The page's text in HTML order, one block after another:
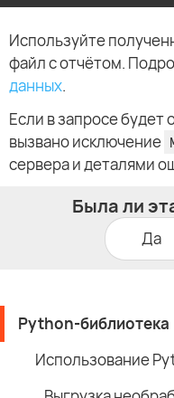
Используйте
файл с отчётом.
данных.
Если в запросе будет
вызвано исключение
сервера и деталями
Была ли
Да
Python-библиотека
Использование